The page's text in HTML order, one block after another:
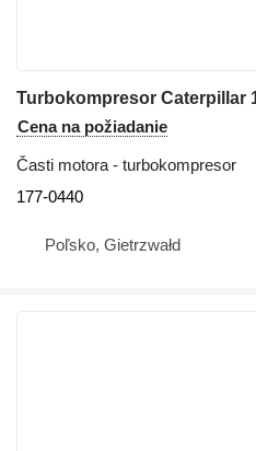
Cena na požiadanie
Časti motora - turbokompresor
177-0440
Poľsko, Gietrzwałd